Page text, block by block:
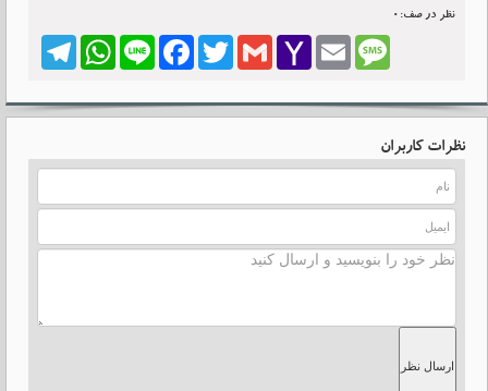
نظر در صف:0
TelegramWhatsApp LineFacebook Twitter Gmail
Yahoo
Email Message
نظرات کاربران
ارسال نظر